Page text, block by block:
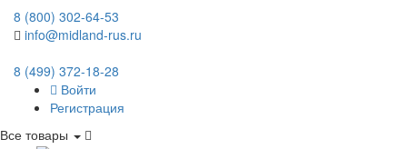
8 (800) 302-64-53
info@midland-rus.ru
8 (499) 372-18-28
Войти
Регистрация
Все товары